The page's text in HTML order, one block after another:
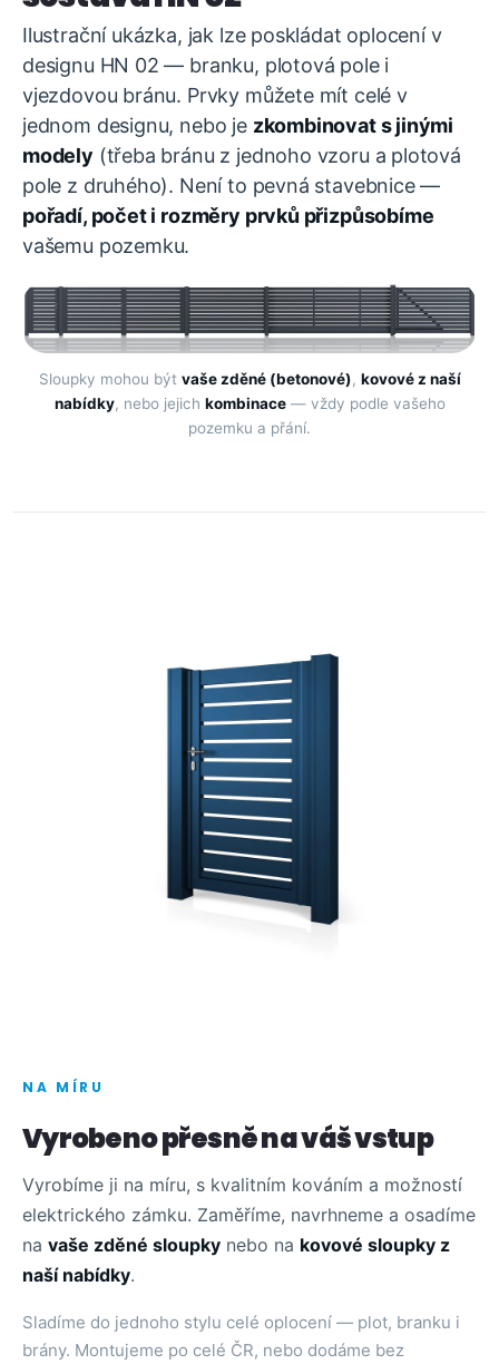
Ilustrační ukázka, jak lze poskládat oplocení v
designu HN 02 — branku, plotová pole i
vjezdovou bránu. Prvky můžete mít celé v
jednom designu, nebo je zkombinovat s jinými
modely (třeba bránu z jednoho vzoru a plotová
pole z druhého). Není to pevná stavebnice —
pořadí, počet i rozměry prvků přizpůsobíme
vašemu pozemku.
Sloupky mohou být vaše zděné (betonové), kovové z naší
nabídky, nebo jejich kombinace— vždy podle vašeho
pozemku a přání.
NA MÍRU
Vyrobeno přesně na váš vstup
Vyrobíme ji na míru, s kvalitním kováním a možností
elektrického zámku. Zaměříme, navrhneme a osadíme
na vaše zděné sloupky nebo na kovové sloupky z
naší nabídky.
Sladíme do jednoho stylu celé oplocení — plot, branku i
brány. Montujeme po celé ČR, nebo dodáme bez